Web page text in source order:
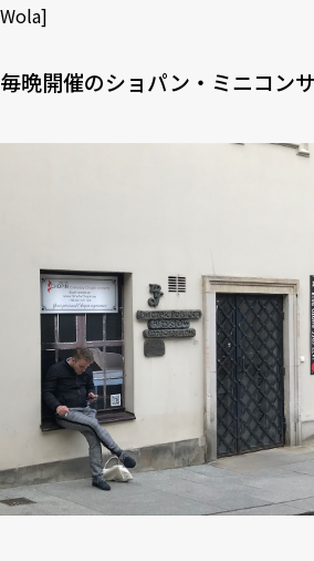
Wola]
毎晩開催のショパン・ミニコン